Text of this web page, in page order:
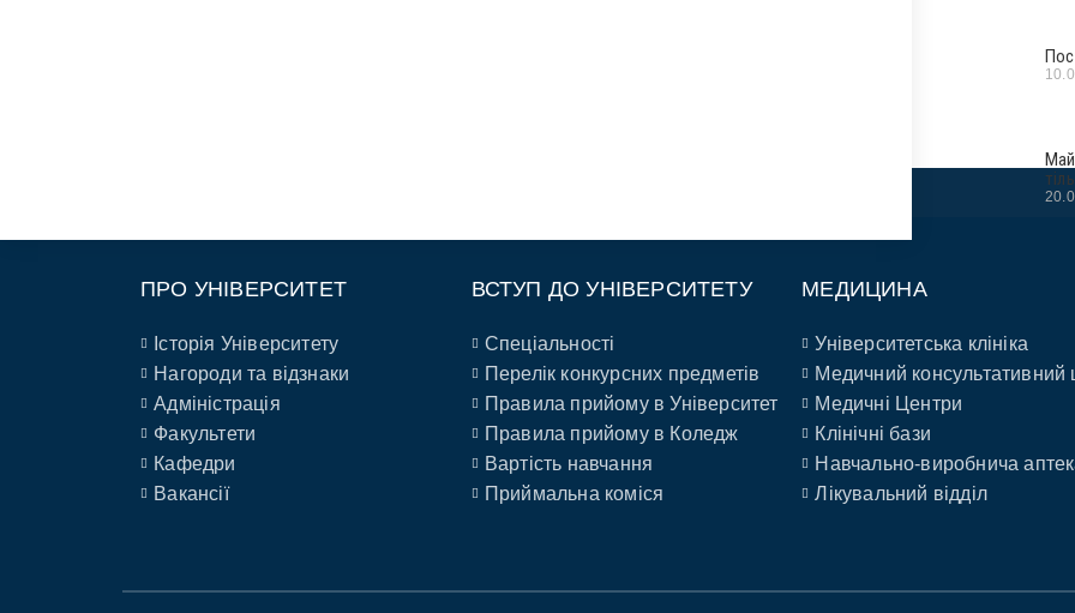
ПРО УНІВЕРСИТЕТ
Історія Університету
Нагороди та відзнаки
Адміністрація
Факультети
Кафедри
Вакансії
ВСТУП ДО УНІВЕРСИТЕТУ
Спеціальності
Перелік конкурсних предметів
Правила прийому в Університет
Правила прийому в Коледж
Вартість навчання
Приймальна коміся
МЕДИЦИНА
Університетська клініка
Медичний консультативний
Медичні Центри
Клінічні бази
Навчально-виробнича
Лікувальний відділ